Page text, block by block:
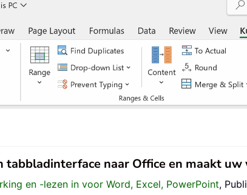
tabbladinterface naar Office en maakt
en -lezen in voor Word, Excel, PowerPoint,